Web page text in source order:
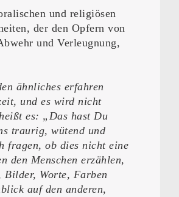
und religiösen
der den Opfern von
und Verleugnung,
ähnliches erfahren
und es wird nicht
es: „Das hast Du
traurig, wütend und
fragen, ob dies nicht eine
den Menschen erzählen,
Bilder, Worte, Farben
auf den anderen,